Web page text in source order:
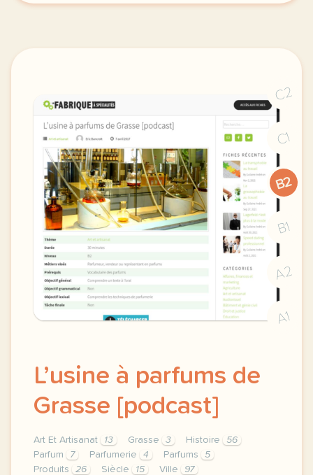
C2
C1
B2
B1
A2
A1
L’usine à parfums de
Grasse [podcast]
Art Et Artisanat 13 Grasse 3 Histoire
56
Parfum
7 Parfumerie 4 Parfums
5
Produits
26 Siècle 15 Ville 97